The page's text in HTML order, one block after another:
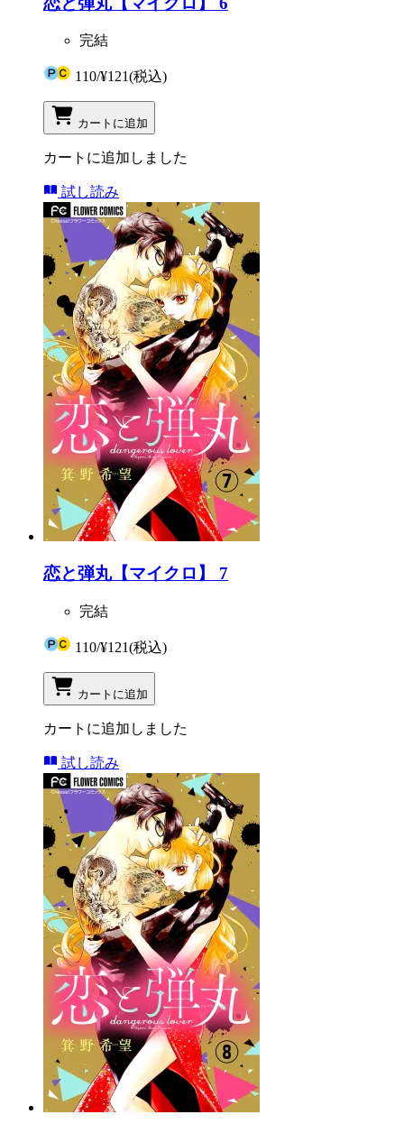
完結
110/¥121(税込)
カートに追加
カートに追加しました
試し読み
恋と弾丸【マイクロ】 7
完結
110/¥121(税込)
カートに追加
カートに追加しました
試し読み